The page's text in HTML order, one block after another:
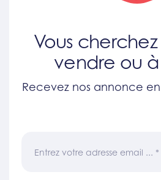
Vous
vendre ou à
Recevez nos annonce
Entrez votre adresse email ... *